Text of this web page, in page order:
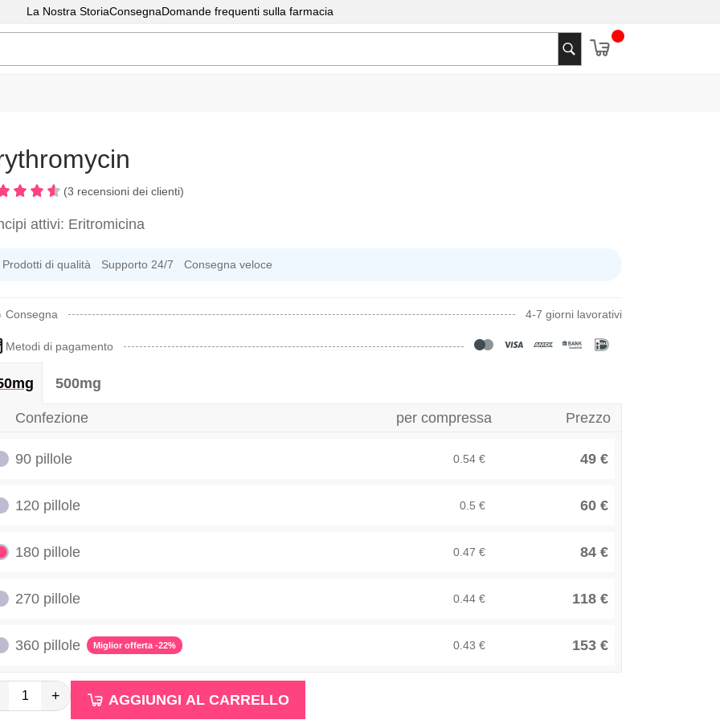
La Nostra StoriaConsegnaDomande frequenti sulla farmacia
(3 recensioni dei clienti)
attivi: Eritromicina
Prodotti di qualità Supporto 24/7 Consegna veloce
Consegna 4-7 giorni lavorativi
Metodi di pagamento
500mg
Confezione per compressa Prezzo
90 pillole 0.54 € 49 €
120 pillole 0.5 € 60 €
180 pillole 0.47 € 84 €
270 pillole 0.44 € 118 €
360 pillole Miglior offerta -22% 0.43 € 153 €
+ AGGIUNGI AL CARRELLO